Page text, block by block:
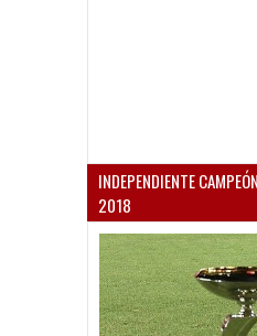
INDEPENDIENTE
2018